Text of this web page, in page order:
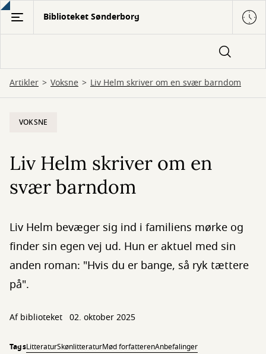
Gå
hovedindhold
Biblioteket Sønderborg
Artikler Voksne Liv Helm skriver om en svær barndom
VOKSNE
Liv Helm skriver om en
svær barndom
Liv Helm bevæger sig ind i familiens mørke og
finder sin egen vej ud. Hun er aktuel med sin
anden roman: "Hvis du er bange, så ryk tættere
på".
Af biblioteket 02. oktober 2025
TagsLitteraturSkønlitteraturMød forfatterenAnbefalinger